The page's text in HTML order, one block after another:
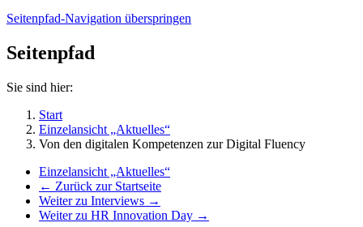
Seitenpfad-Navigation überspringen
Seitenpfad
Sie sind hier:
Start
Einzelansicht „Aktuelles“
Von den digitalen Kompetenzen zur Digital Fluency
Einzelansicht „Aktuelles“
← Zurück zur Startseite
Weiter zu Interviews →
Weiter zu HR Innovation Day →